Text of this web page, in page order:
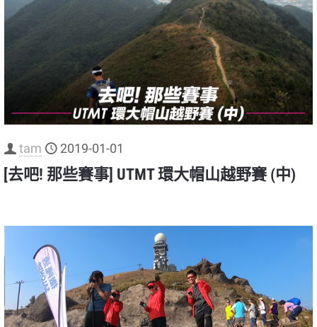
tam 2019-01-01
[去吧! 那些賽事] UTMT 環大帽山越野賽 (中)